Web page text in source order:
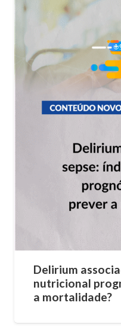
Delirium
nutricional
a mortalidade?